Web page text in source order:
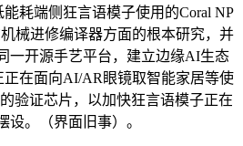
耗端侧狂言语模子使用的Coral NP
械进修编译器方面的根本研究，并
一开源手艺平台，建立边缘AI生态
在面向AI/AR眼镜取智能家居等使
验证芯片，以加快狂言语模子正在
设。（界面旧事）。